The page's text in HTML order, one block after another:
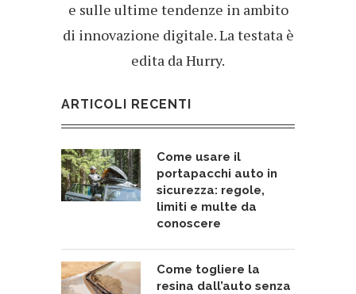
e sulle ultime tendenze in ambito
di innovazione digitale. La testata è
edita da Hurry.
ARTICOLI RECENTI
Come usare il
portapacchi auto in
sicurezza: regole,
limiti e multe da
conoscere
Come togliere la
resina dall’auto senza